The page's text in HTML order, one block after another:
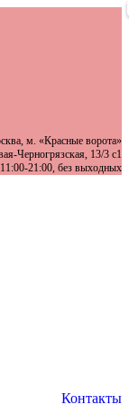
м. «Красные ворота»
Черногрязская, 13/3 с1
11:00-21:00, без выходных
Контакты